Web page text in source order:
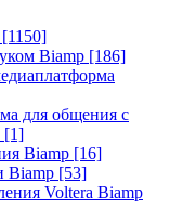
[1150]
Biamp [186]
для общения с
[1]
Biamp [16]
Biamp [53]
Voltera Biamp